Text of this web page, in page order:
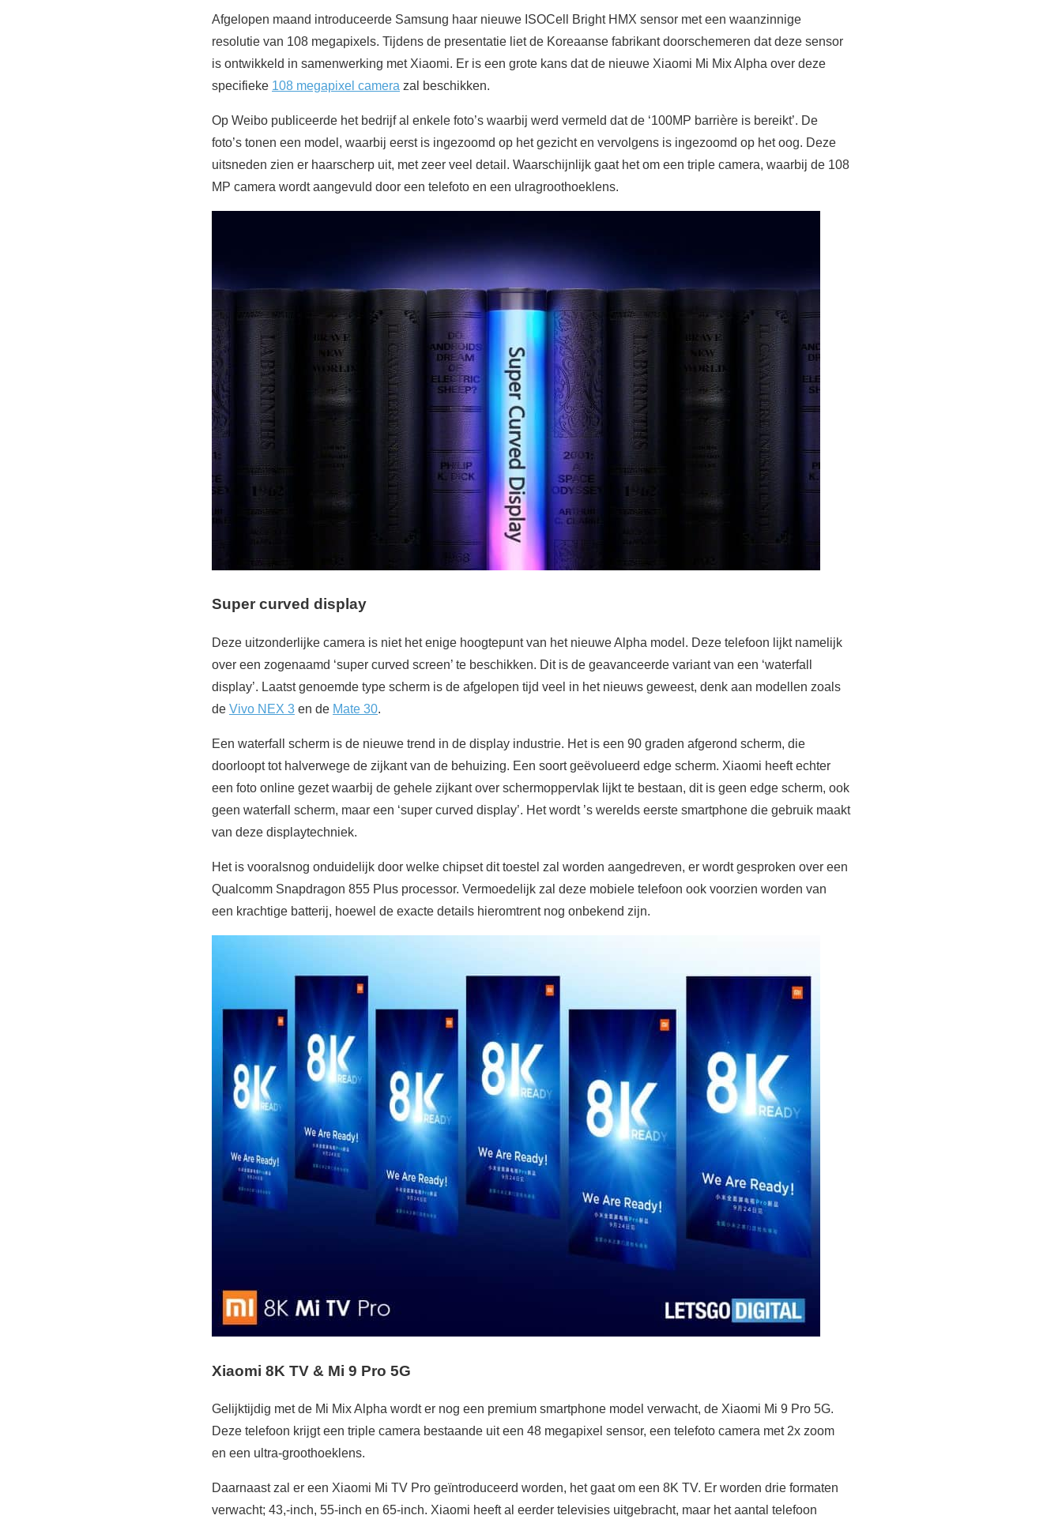
Afgelopen maand introduceerde Samsung haar nieuwe ISOCell Bright HMX sensor met een waanzinnige
resolutie van 108 megapixels. Tijdens de presentatie liet de Koreaanse fabrikant doorschemeren dat deze sensor
is ontwikkeld in samenwerking met Xiaomi. Er is een grote kans dat de nieuwe Xiaomi Mi Mix Alpha over deze
specifieke 108 megapixel camera zal beschikken.
Op Weibo publiceerde het bedrijf al enkele foto’s waarbij werd vermeld dat de ‘100MP barrière is bereikt’. De
foto’s tonen een model, waarbij eerst is ingezoomd op het gezicht en vervolgens is ingezoomd op het oog. Deze
uitsneden zien er haarscherp uit, met zeer veel detail. Waarschijnlijk gaat het om een triple camera, waarbij de 108
MP camera wordt aangevuld door een telefoto en een ulragroothoeklens.
Super curved display
Deze uitzonderlijke camera is niet het enige hoogtepunt van het nieuwe Alpha model. Deze telefoon lijkt namelijk
over een zogenaamd ‘super curved screen’ te beschikken. Dit is de geavanceerde variant van een ‘waterfall
display’. Laatst genoemde type scherm is de afgelopen tijd veel in het nieuws geweest, denk aan modellen zoals
de Vivo NEX 3 en de Mate 30.
Een waterfall scherm is de nieuwe trend in de display industrie. Het is een 90 graden afgerond scherm, die
doorloopt tot halverwege de zijkant van de behuizing. Een soort geëvolueerd edge scherm. Xiaomi heeft echter
een foto online gezet waarbij de gehele zijkant over schermoppervlak lijkt te bestaan, dit is geen edge scherm, ook
geen waterfall scherm, maar een ‘super curved display’. Het wordt ’s werelds eerste smartphone die gebruik maakt
van deze displaytechniek.
Het is vooralsnog onduidelijk door welke chipset dit toestel zal worden aangedreven, er wordt gesproken over een
Qualcomm Snapdragon 855 Plus processor. Vermoedelijk zal deze mobiele telefoon ook voorzien worden van
een krachtige batterij, hoewel de exacte details hieromtrent nog onbekend zijn.
Xiaomi 8K TV & Mi 9 Pro 5G
Gelijktijdig met de Mi Mix Alpha wordt er nog een premium smartphone model verwacht, de Xiaomi Mi 9 Pro 5G.
Deze telefoon krijgt een triple camera bestaande uit een 48 megapixel sensor, een telefoto camera met 2x zoom
en een ultra-groothoeklens.
Daarnaast zal er een Xiaomi Mi TV Pro geïntroduceerd worden, het gaat om een 8K TV. Er worden drie formaten
verwacht; 43,-inch, 55-inch en 65-inch. Xiaomi heeft al eerder televisies uitgebracht, maar het aantal telefoon